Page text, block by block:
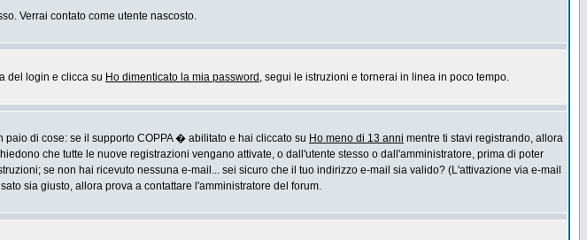
Verrai contato come utente nascosto.
del login e clicca su Ho dimenticato la mia password , segui le istruzioni e tornerai in linea in poco tempo.
di cose: se il supporto COPPA � abilitato e hai cliccato su Ho meno di 13 anni mentre ti stavi registrando, allora
che tutte le nuove registrazioni vengano attivate, o dall'utente stesso o dall'amministratore, prima di poter
se non hai ricevuto nessuna e-mail... sei sicuro che il tuo indirizzo e-mail sia valido? (L'attivazione via e-mail
sia giusto, allora prova a contattare l'amministratore del forum.